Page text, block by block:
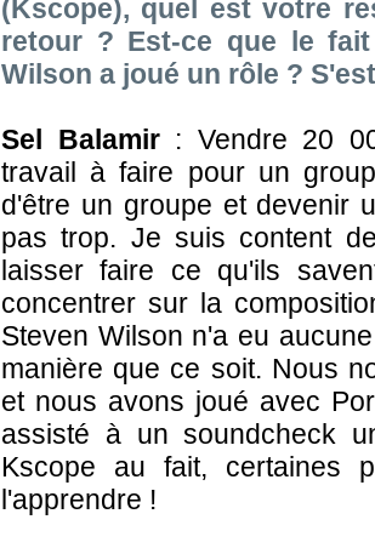
(Kscope), quel est votre
retour ? Est-ce que le
Wilson a joué un rôle ?
Sel Balamir: Vendre 20
travail à faire pour un
d'être un groupe et devenir
pas trop. Je suis content
laisser faire ce qu'ils
concentrer sur la
Steven Wilson n'a eu
manière que ce soit. Nous
et nous avons joué avec
assisté à un soundcheck
Kscope au fait, certaines
l'apprendre !